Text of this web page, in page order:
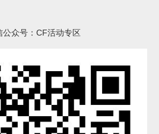
公众号：CF活动专区